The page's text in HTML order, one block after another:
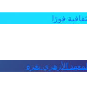
فورًا
الأزهري بغزة